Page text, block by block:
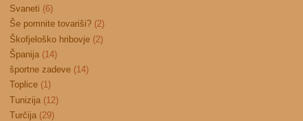
Svaneti (6)
Še pomnite tovariši? (2)
Škofjeloško hribovje (2)
Španija (14)
športne zadeve (14)
Toplice (1)
Tunizija (12)
Turčija (29)